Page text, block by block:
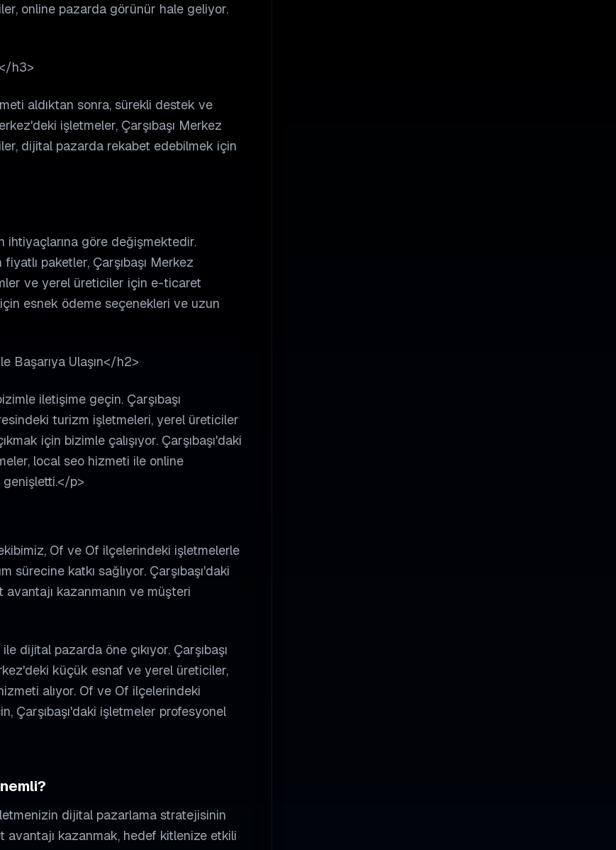
online pazarda görünür hale geliyor.
h3>
aldıktan sonra, sürekli destek ve
işletmeler, Çarşıbaşı Merkez
dijital pazarda rekabet edebilmek için
ihtiyaçlarına göre değişmektedir.
paketler, Çarşıbaşı Merkez
ve yerel üreticiler için e-ticaret
esnek ödeme seçenekleri ve uzun
Başarıya Ulaşın</h2>
iletişime geçin. Çarşıbaşı
turizm işletmeleri, yerel üreticiler
için bizimle çalışıyor. Çarşıbaşı'daki
local seo hizmeti ile online
p>
Of ve Of ilçelerindeki işletmelerle
katkı sağlıyor. Çarşıbaşı'daki
kazanmanın ve müşteri
dijital pazarda öne çıkıyor. Çarşıbaşı
küçük esnaf ve yerel üreticiler,
alıyor. Of ve Of ilçelerindeki
Çarşıbaşı'daki işletmeler profesyonel
dijital pazarlama stratejisinin
avantajı kazanmak, hedef kitlenize etkili